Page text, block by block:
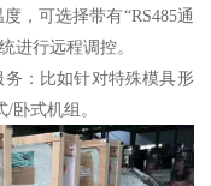
，可选择带有“RS485通
进行远程调控。
：比如针对特殊模具形
卧式机组。